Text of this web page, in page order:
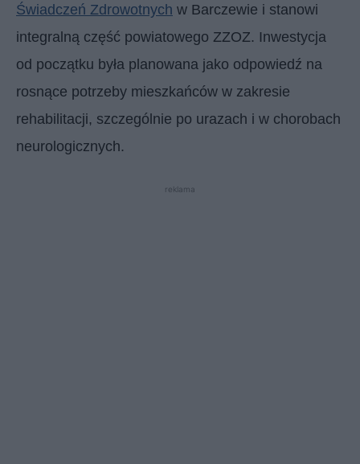
Świadczeń Zdrowotnych w Barczewie i stanowi
integralną część powiatowego ZZOZ. Inwestycja
od początku była planowana jako odpowiedź na
rosnące potrzeby mieszkańców w zakresie
rehabilitacji, szczególnie po urazach i w chorobach
neurologicznych.
reklama